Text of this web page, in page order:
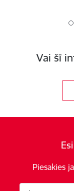
Vai šī
Piesakies